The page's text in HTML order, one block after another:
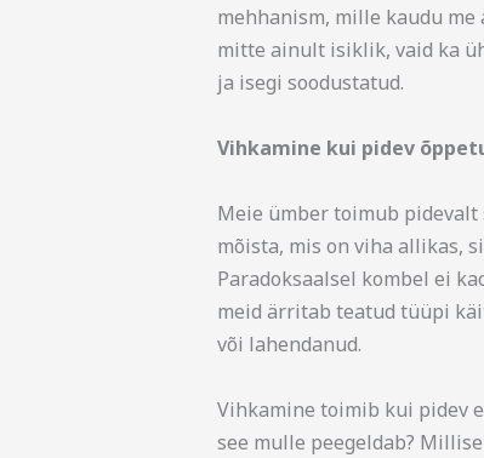
mehhanism, mille kaudu
mitte ainult isiklik, vaid ka
ja isegi soodustatud.
Vihkamine kui pidev
Meie ümber toimub pidevalt
mõista, mis on viha allikas,
Paradoksaalsel kombel ei
meid ärritab teatud tüüpi
või lahendanud.
Vihkamine toimib kui pidev
see mulle peegeldab?